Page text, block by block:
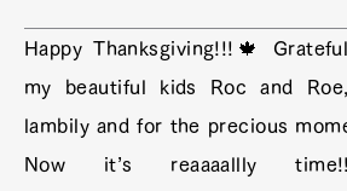
Happy Thanksgiving!!!🍁
my beautiful kids Roc and
lambily and for the precious
Now it’s reaaaallly